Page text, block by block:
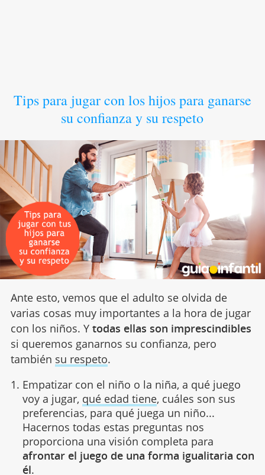
Tips para jugar con los hijos para ganarse
su confianza y su respeto
Ante esto, vemos que el adulto se olvida de
varias cosas muy importantes a la hora de jugar
con los niños. Y todas ellas son imprescindibles
si queremos ganarnos su confianza, pero
también su respeto.
Empatizar con el niño o la niña, a qué juego
voy a jugar, qué edad tiene, cuáles son sus
preferencias, para qué juega un niño...
Hacernos todas estas preguntas nos
proporciona una visión completa para
afrontar el juego de una forma igualitaria con
él.